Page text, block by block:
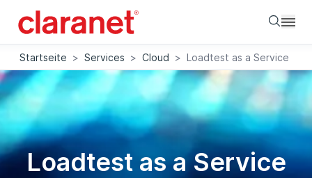
Startseite > Services > Cloud > Loadtest as a Service
Loadtest as a Service